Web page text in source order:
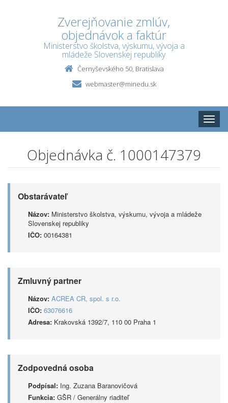
Zverejňovanie zmlúv,
objednávok a faktúr
Ministerstvo školstva, výskumu, vývoja a
mládeže Slovenskej republiky
Černyševského 50, Bratislava
webmaster@minedu.sk
Toggle
Objednávka č. 1000147379
Obstarávateľ
Názov: Ministerstvo školstva, výskumu, vývoja a mládeže
Slovenskej republiky
IČO: 00164381
Zmluvný partner
Názov: ACREA CR, spol. s r.o.
IČO: 63076616
Adresa: Krakovská 1392/7, 110 00 Praha 1
Zodpovedná osoba
Podpísal: Ing. Zuzana Baranovičová
Funkcia: GŠR / Generálny riaditeľ